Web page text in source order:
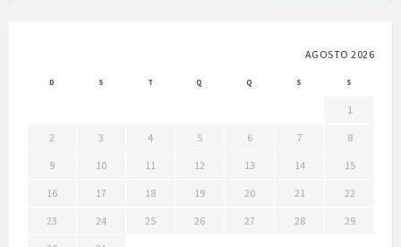
AGOSTO 2026
D S T Q Q S S
1
2 3 4 5 6 7 8
9 10 11 12 13 14 15
16 17 18 19 20 21 22
23 24 25 26 27 28 29